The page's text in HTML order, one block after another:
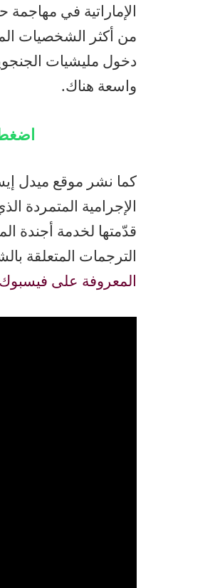
الإماراتية في
من أكثر الشخصيات
دخول مليشيات
واسعة هناك.
كما نشر موقع ميدل
الإجرامية المتمردة
قدّمتها لخدمة أجندة
الترجمات المتعلقة
المعروفة على فيسبوك